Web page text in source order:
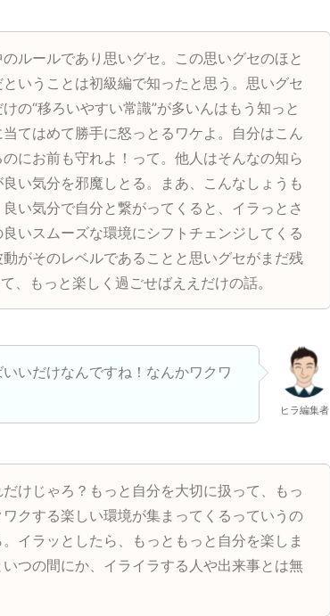
ルールであり思いグセ。この思いグセのほと
いうことは初級編で知ったと思う。思いグセ
の“移ろいやすい常識”が多いんはもう知っと
てはめて勝手に怒っとるワケよ。自分はこん
にお前も守れよ！って。他人はそんなの知ら
い気分を邪魔しとる。まあ、こんなしょうも
い気分で自分と繋がってくると、イラっとさ
いスムーズな環境にシフトチェンジしてくる
がそのレベルであることと思いグセがまだ残
、もっと楽しく過ごせばええだけの話。
いだけなんですね！なんかワクワ
ヒラ編集者
けじゃろ？もっと自分を大切に扱って、もっ
クする楽しい環境が集まってくるっていうの
イラッとしたら、もっともっと自分を楽しま
つの間にか、イライラする人や出来事とは無